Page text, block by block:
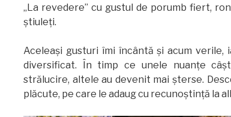
„La revedere” cu gustul de porumb fiert,
ştiuleţi.
Aceleaşi gusturi îmi încântă şi acum verile,
diversificat. În timp ce unele nuanţe
strălucire, altele au devenit mai şterse.
plăcute, pe care le adaug cu recunoştinţă la